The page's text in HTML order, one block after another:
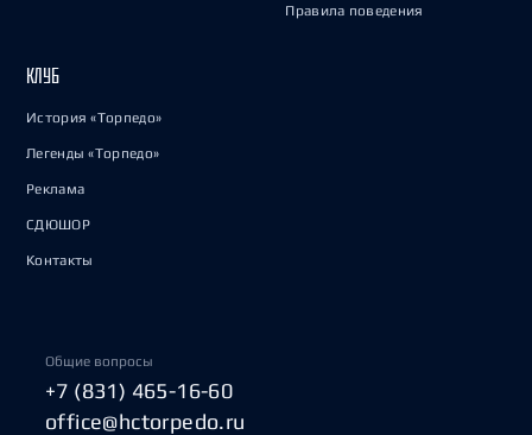
Правила поведения
КЛУБ
История «Торпедо»
Легенды «Торпедо»
Реклама
СДЮШОР
Контакты
Общие вопросы
+7 (831) 465-16-60
office@hctorpedo.ru